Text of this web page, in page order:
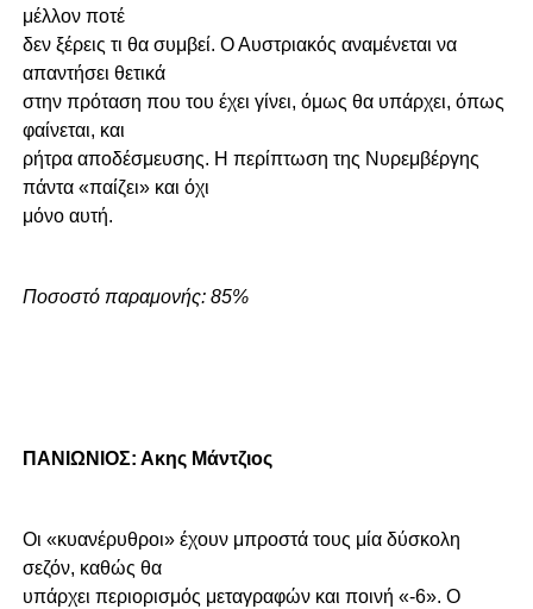
μέλλον ποτέ
δεν ξέρεις τι θα συμβεί. Ο Αυστριακός αναμένεται να
απαντήσει θετικά
στην πρόταση που του έχει γίνει, όμως θα υπάρχει, όπως
φαίνεται, και
ρήτρα αποδέσμευσης. Η περίπτωση της Νυρεμβέργης
πάντα «παίζει» και όχι
μόνο αυτή.
Ποσοστό παραμονής: 85%
ΠΑΝΙΩΝΙΟΣ: Ακης Μάντζιος
Οι «κυανέρυθροι» έχουν μπροστά τους μία δύσκολη
σεζόν, καθώς θα
υπάρχει περιορισμός μεταγραφών και ποινή «-6». Ο